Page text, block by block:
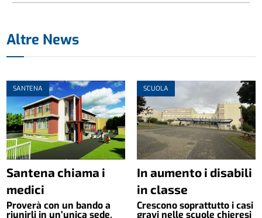
Altre News
SANTENA
Santena chiama i
medici
Proverà con un bando a
riunirli in un’unica sede,
SCUOLA
In aumento i disabili
in classe
Crescono soprattutto i casi
gravi nelle scuole chieresi